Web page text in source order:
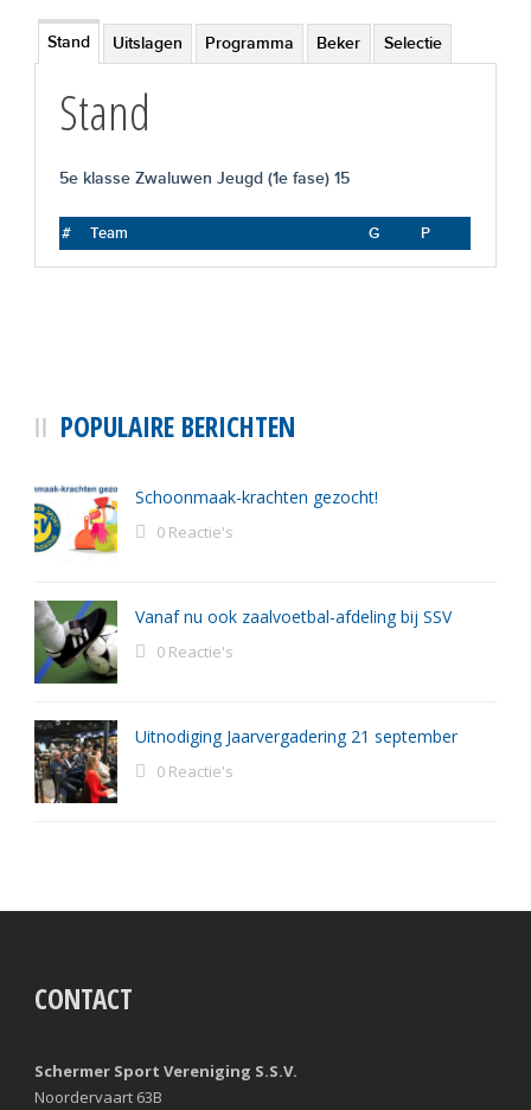
Stand Uitslagen Programma Beker Selectie
Stand
5e klasse Zwaluwen Jeugd (1e fase) 15
# Team G P
POPULAIRE BERICHTEN
Schoonmaak-krachten gezocht!
0 Reactie's
Vanaf nu ook zaalvoetbal-afdeling bij SSV
0 Reactie's
Uitnodiging Jaarvergadering 21 september
0 Reactie's
CONTACT
Schermer Sport Vereniging S.S.V.
Noordervaart 63B